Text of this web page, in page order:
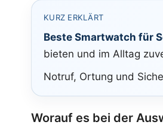
KURZ ERKLÄRT
Beste Smartwatch für
bieten und im Alltag
Notruf, Ortung und
Worauf es bei der